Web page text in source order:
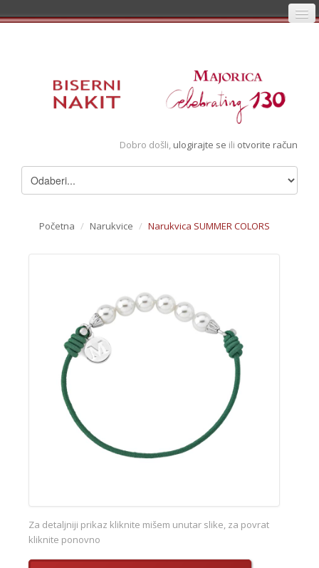
Registracija
Pregledani artikli
Dobro došli, ulogirajte se ili otvorite račun
Početna / Narukvice / Narukvica SUMMER COLORS
Za detaljniji prikaz kliknite mišem unutar slike, za povrat
kliknite ponovno